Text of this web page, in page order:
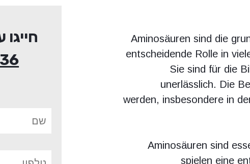
Aminosäuren sind die
entscheidende Rolle in
Sie sind für die
unerlässlich. Die
werden, insbesondere in
Aminosäuren sind
spielen eine